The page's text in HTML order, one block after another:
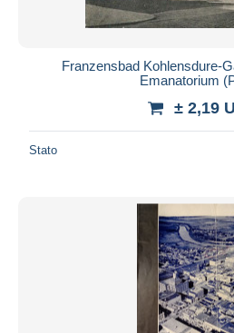
Franzensbad Kohlensdure-
Emanatorium
± 2,19
Stato